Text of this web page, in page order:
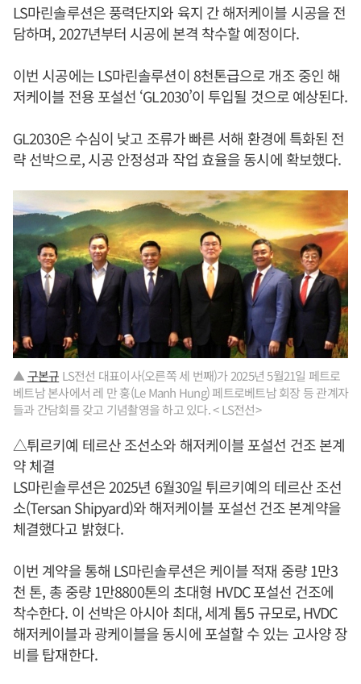
LS마린솔루션은 풍력단지와 육지 간 해저케이블 시공을 전
담하며, 2027년부터 시공에 본격 착수할 예정이다.
이번 시공에는 LS마린솔루션이 8천톤급으로 개조 중인 해
저케이블 전용 포설선 ‘GL2030’이 투입될 것으로 예상된다.
GL2030은 수심이 낮고 조류가 빠른 서해 환경에 특화된 전
략 선박으로, 시공 안정성과 작업 효율을 동시에 확보했다.
▲구본규 LS전선 대표이사(오른쪽 세 번째)가 2025년 5월21일 페트로
베트남 본사에서 레 만 훙(Le Manh Hung) 페트로베트남 회장 등 관계자
들과 간담회를 갖고 기념촬영을 하고 있다. < LS전선>
△튀르키예 테르산 조선소와 해저케이블 포설선 건조 본계
약 체결
LS마린솔루션은 2025년 6월30일 튀르키예의 테르산 조선
소(Tersan Shipyard)와 해저케이블 포설선 건조 본계약을
체결했다고 밝혔다.
이번 계약을 통해 LS마린솔루션은 케이블 적재 중량 1만3
천 톤, 총 중량 1만8800톤의 초대형 HVDC 포설선 건조에
착수한다. 이 선박은 아시아 최대, 세계 톱5 규모로, HVDC
해저케이블과 광케이블을 동시에 포설할 수 있는 고사양 장
비를 탑재한다.